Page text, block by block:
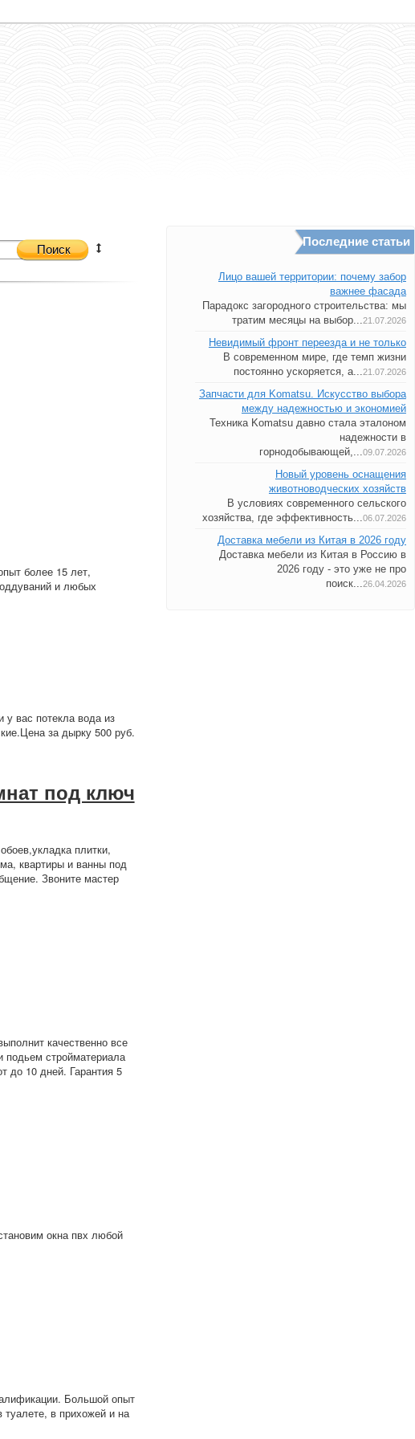
Поиск
более 15 лет,
и любых
вас потекла вода из
за дырку 500 руб.
под ключ
плитки,
квартиры и ванны под
Звоните мастер
качественно все
подьем стройматериала
до 10 дней. Гарантия 5
окна пвх любой
Большой опыт
в прихожей и на
Последние статьи
Лицо вашей территории: почему забор
важнее фасада
Парадокс загородного строительства: мы
тратим месяцы на выбор...21.07.2026
Невидимый фронт переезда и не только
В современном мире, где темп жизни
постоянно ускоряется, а...21.07.2026
Запчасти для Komatsu. Искусство выбора
между надежностью и экономией
Техника Komatsu давно стала эталоном
надежности в
горнодобывающей,...09.07.2026
Новый уровень оснащения
животноводческих хозяйств
В условиях современного сельского
хозяйства, где эффективность...06.07.2026
Доставка мебели из Китая в 2026 году
Доставка мебели из Китая в Россию в
2026 году - это уже не про
поиск...26.04.2026